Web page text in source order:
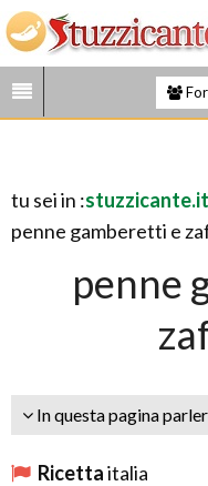
tu sei in :stuzzicante.it
penne gamberetti e
penne
In questa pagina
Ricettaitalia